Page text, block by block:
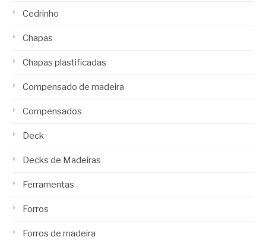
Cedrinho
Chapas
Chapas plastificadas
Compensado de madeira
Compensados
Deck
Decks de Madeiras
Ferramentas
Forros
Forros de madeira